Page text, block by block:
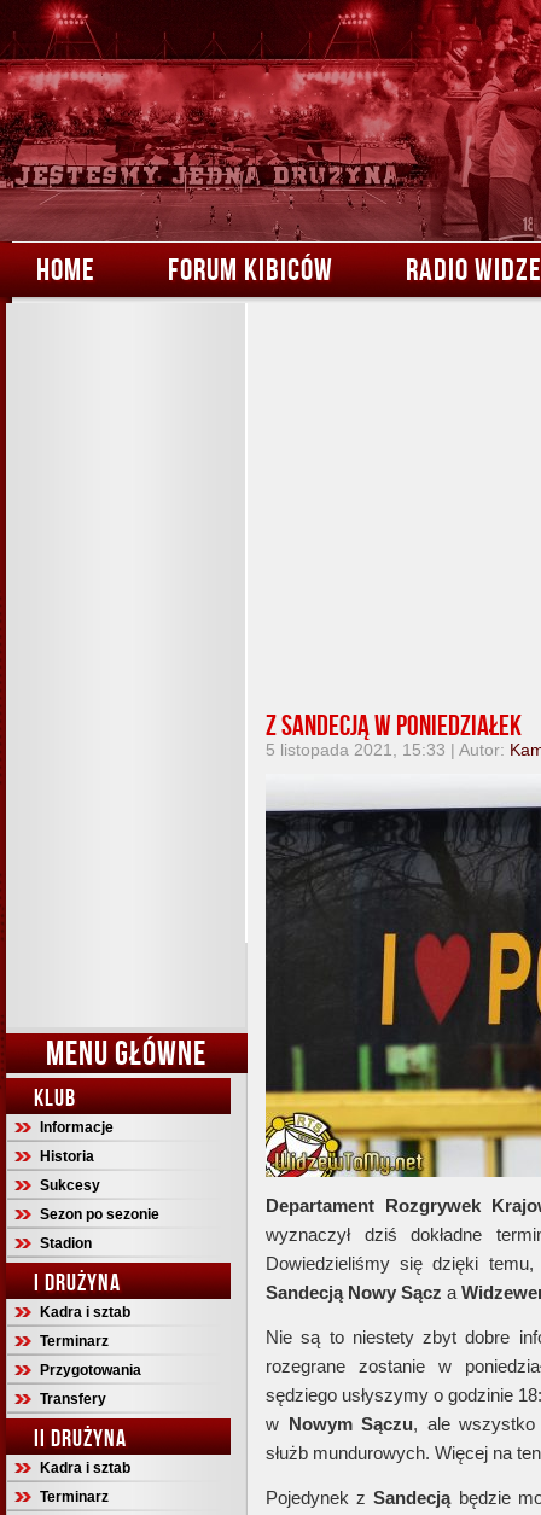
HOME FORUM KIBICÓW RADIO
MENU GŁÓWNE
KLUB
Informacje
Historia
Sukcesy
Sezon po sezonie
Stadion
I DRUŻYNA
Kadra i sztab
Terminarz
Przygotowania
Transfery
II DRUŻYNA
Kadra i sztab
Terminarz
Z Sandecją w poniedziałek
5 listopada 2021, 15:33 | Autor:
Departament Rozgrywek
wyznaczył dziś dokładne
Dowiedzieliśmy się dzięki
Sandecją Nowy Sącz a
Nie są to niestety zbyt dobre
rozegrane zostanie w
sędziego usłyszymy o godzinie
w Nowym Sączu, ale wszystko
służb mundurowych. Więcej na
Pojedynek zSandecją będzie